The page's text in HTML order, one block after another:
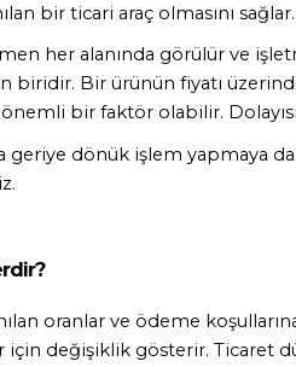
bir ticari araç olmasını sağlar.
her alanında görülür ve
biridir. Bir ürünün fiyatı
bir faktör olabilir.
geriye dönük işlem yapmaya
oranlar ve ödeme
için değişiklik gösterir. Ticaret